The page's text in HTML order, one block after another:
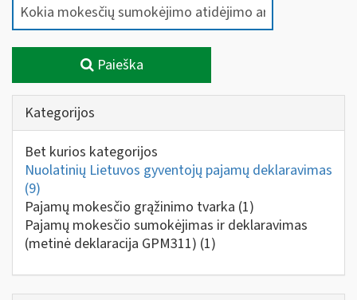
Paieška
Kategorijos
Bet kurios kategorijos
Nuolatinių Lietuvos gyventojų pajamų deklaravimas
(9)
Pajamų mokesčio grąžinimo tvarka (1)
Pajamų mokesčio sumokėjimas ir deklaravimas
(metinė deklaracija GPM311) (1)